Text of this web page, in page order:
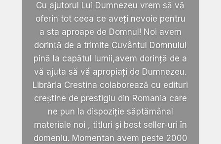
Cu ajutorul Lui Dumnezeu vrem să vă
oferin tot ceea ce aveți nevoie pentru
a sta aproape de Domnul! Noi avem
dorință de a trimite Cuvântul Domnului
pină la capătul lumii,avem dorință de a
vă ajuta să vă apropiați de Dumnezeu.
Librăria Crestina colaborează cu edituri
creștine de prestigiu din Romania care
ne pun la dispoziție săptămânal
materiale noi , titluri și best seller-uri în
domeniu. Momentan avem peste 2000